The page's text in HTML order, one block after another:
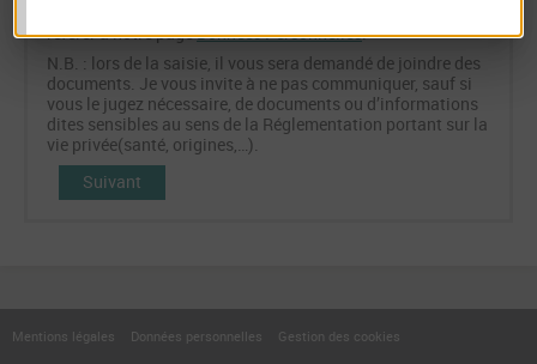
référer à notre pageDonnées Personnelles.
N.B. : lors de la saisie, il vous sera demandé de joindre des
documents. Je vous invite à ne pas communiquer, sauf si
vous le jugez nécessaire, de documents ou d’informations
dites sensibles au sens de la Réglementation portant sur la
vie privée(santé, origines,…).
Suivant
Mentions légales Données personnelles Gestion des cookies